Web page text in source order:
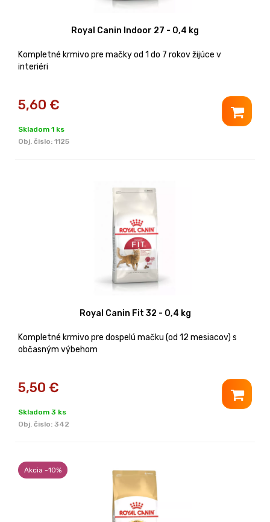
Royal Canin Indoor 27 - 0,4 kg
Kompletné krmivo pre mačky od 1 do 7 rokov žijúce v
interiéri
5,60 €
Skladom 1 ks
Obj. čislo: 1125
Royal Canin Fit 32 - 0,4 kg
Kompletné krmivo pre dospelú mačku (od 12 mesiacov) s
občasným výbehom
5,50 €
Skladom 3 ks
Obj. čislo: 342
Akcia -10%